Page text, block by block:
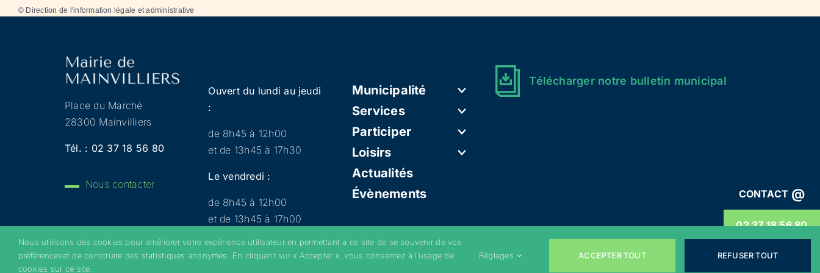
CONTACT @
02 37 18 56 80
© Direction de l'information légale et administrative
Place du Marché
28300 Mainvilliers
Tél. : 02 37 18 56 80
Nous contacter
Ouvert du lundi au jeudi
:
de 8h45 à 12h00
et de 13h45 à 17h30
Le vendredi :
de 8h45 à 12h00
et de 13h45 à 17h00
Municipalité
Services
Participer
Loisirs
Actualités
Évènements
Télécharger notre bulletin municipal
Copyright 2022 © Mainvilliers – Tous droits réservés –Mentions légales– Politique de confidentialité– Cookies–Conditions générales
Nous utilisons des cookies pour améliorer votre expérience utilisateur en permettant à ce site de se souvenir de vos
préférenceset de construire des statistiques anonymes. En cliquant sur « Accepter », vous consentez à l’usage de
cookies sur ce site.
Réglages ACCEPTER TOUT REFUSER TOUT